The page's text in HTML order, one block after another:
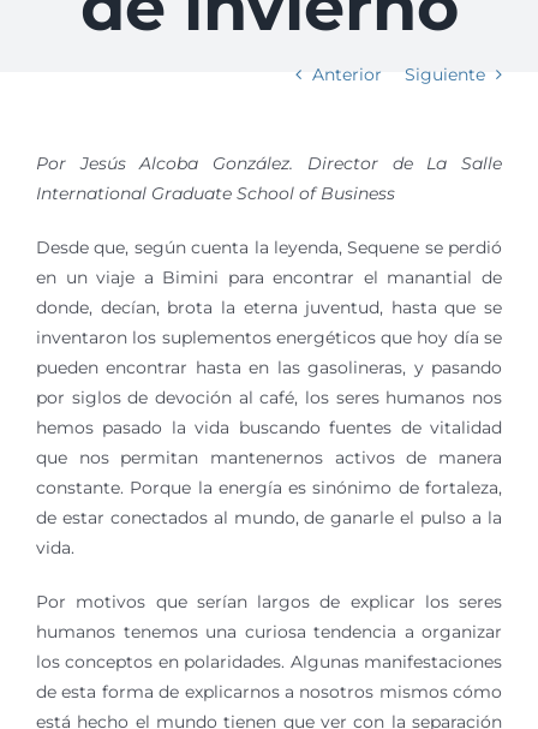
Anterior Siguiente
Por Jesús Alcoba González. Director de La Salle
International Graduate School of Business
Desde que, según cuenta la leyenda, Sequene se perdió
en un viaje a Bimini para encontrar el manantial de
donde, decían, brota la eterna juventud, hasta que se
inventaron los suplementos energéticos que hoy día se
pueden encontrar hasta en las gasolineras, y pasando
por siglos de devoción al café, los seres humanos nos
hemos pasado la vida buscando fuentes de vitalidad
que nos permitan mantenernos activos de manera
constante. Porque la energía es sinónimo de fortaleza,
de estar conectados al mundo, de ganarle el pulso a la
vida.
Por motivos que serían largos de explicar los seres
humanos tenemos una curiosa tendencia a organizar
los conceptos en polaridades. Algunas manifestaciones
de esta forma de explicarnos a nosotros mismos cómo
está hecho el mundo tienen que ver con la separación